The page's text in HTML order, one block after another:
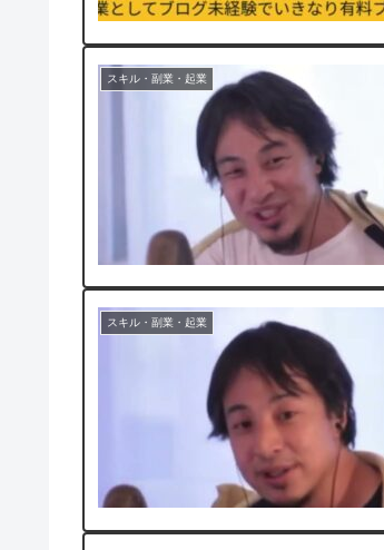
スキル・副業・起業
スキル・副業・起業